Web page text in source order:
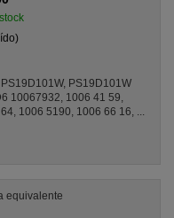
PS19D101W
10067932, 1006 41 59,
1006 5190, 1006 66 16, ...
equivalente